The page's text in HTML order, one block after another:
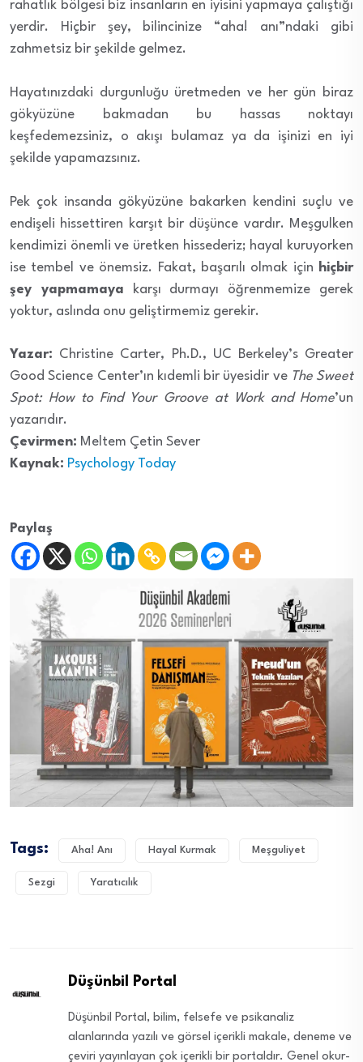
rahatlık bölgesi biz insanların en iyisini yapmaya çalıştığı
yerdir. Hiçbir şey, bilincinize “aha! anı”ndaki gibi
zahmetsiz bir şekilde gelmez.
Hayatınızdaki durgunluğu üretmeden ve her gün biraz
gökyüzüne bakmadan bu hassas noktayı
keşfedemezsiniz, o akışı bulamaz ya da işinizi en iyi
şekilde yapamazsınız.
Pek çok insanda gökyüzüne bakarken kendini suçlu ve
endişeli hissettiren karşıt bir düşünce vardır. Meşgulken
kendimizi önemli ve üretken hissederiz; hayal kuruyorken
ise tembel ve önemsiz. Fakat, başarılı olmak için hiçbir
şey yapmamaya karşı durmayı öğrenmemize gerek
yoktur, aslında onu geliştirmemiz gerekir.
Yazar: Christine Carter, Ph.D., UC Berkeley’s Greater
Good Science Center’ın kıdemli bir üyesidir ve The Sweet
Spot: How to Find Your Groove at Work and Home’un
yazarıdır.
Çevirmen: Meltem Çetin Sever
Kaynak: Psychology Today
Paylaş
Tags: Aha! Anı Hayal Kurmak Meşguliyet
Sezgi Yaratıcılık
Düşünbil Portal
Düşünbil Portal, bilim, felsefe ve psikanaliz
alanlarında yazılı ve görsel içerikli makale, deneme ve
çeviri yayınlayan çok içerikli bir portaldır. Genel okur-